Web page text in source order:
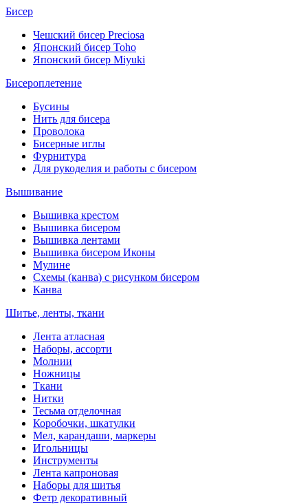
Бисер
Чешский бисер Preciosa
Японский бисер Toho
Японский бисер Miyuki
Бисероплетение
Бусины
Нить для бисера
Проволока
Бисерные иглы
Фурнитура
Для рукоделия и работы с бисером
Вышивание
Вышивка крестом
Вышивка бисером
Вышивка лентами
Вышивка бисером Иконы
Мулине
Схемы (канва) с рисунком бисером
Канва
Шитье, ленты, ткани
Лента атласная
Наборы, ассорти
Молнии
Ножницы
Ткани
Нитки
Тесьма отделочная
Коробочки, шкатулки
Мел, карандаши, маркеры
Игольницы
Инструменты
Лента капроновая
Наборы для шитья
Фетр декоративный